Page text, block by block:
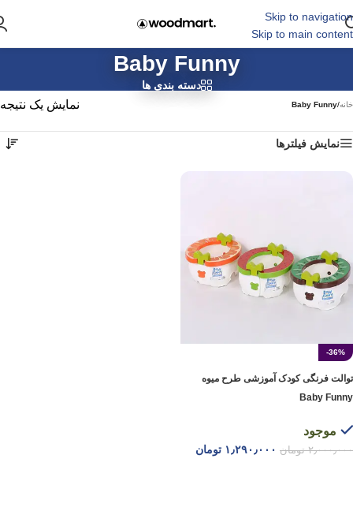
Skip to navigation
Skip to main content
Baby Funny
دسته بندی ها
خانه/
Baby Funny نمایش یک نتیجه
نمایش فیلترها
-36%
توالت فرنگی کودک آموزشی طرح میوه
Baby Funny
موجود
۲٫۰۰۰٫۰۰۰ تومان ۱٫۲۹۰٫۰۰۰ تومان